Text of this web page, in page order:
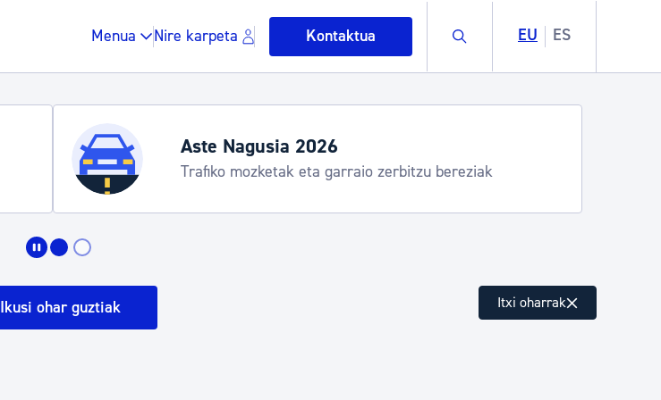
Menua Nire karpeta Kontaktua Buscar EU ES
Gune publikoa, hondakinak eta ingurumena
Aste Nagusia 2026
Trafiko mozketak eta garraio zerbitzu bereziak
Ikusi ohar guztiak Itxi oharrak